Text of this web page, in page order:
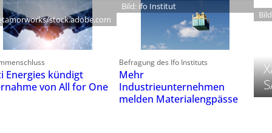
stock.adobe.com
Energies kündigt
von All for One
Bild: ifo Institut
Befragung des Ifo Instituts
Mehr
Industrieunternehmen
melden Materialengpässe